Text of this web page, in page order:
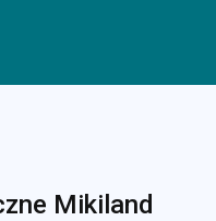
Mikiland